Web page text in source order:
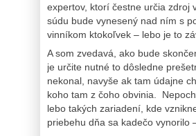
expertov, ktorí čestne určia zdroj
súdu bude vynesený nad ním s
vinníkom ktokoľvek – lebo je to
A som zvedavá, ako bude
je určite nutné to dôsledne
nekonal, navyše ak tam údajne
koho tam z čoho obvinia.
lebo takých zariadení, kde
priebehu dňa sa kadečo vynorilo